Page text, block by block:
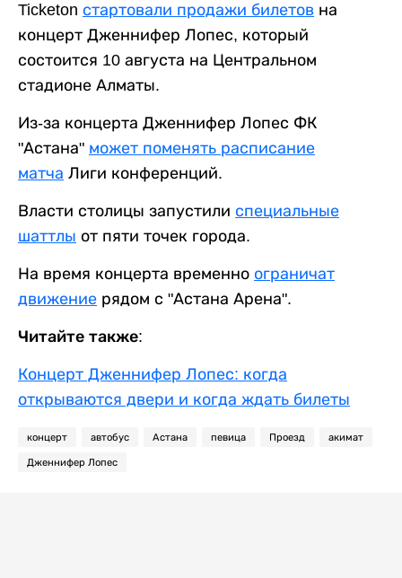
Ticketon стартовали продажи билетов на
концерт Дженнифер Лопес, который
состоится 10 августа на Центральном
стадионе Алматы.
Из-за концерта Дженнифер Лопес ФК
"Астана" может поменять расписание
матча Лиги конференций.
Власти столицы запустили специальные
шаттлы от пяти точек города.
На время концерта временно ограничат
движение рядом с "Астана Арена".
Читайте также:
Концерт Дженнифер Лопес: когда
открываются двери и когда ждать билеты
концерт автобус Астана певица Проезд акимат
Дженнифер Лопес